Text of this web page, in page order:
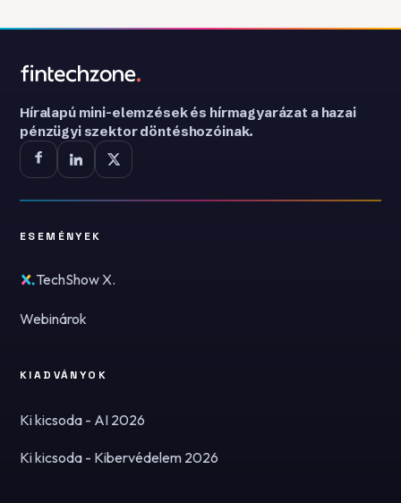
Híralapú mini-elemzések és hírmagyarázat a hazai
pénzügyi szektor döntéshozóinak.
ESEMÉNYEK
TechShow X.
Webinárok
KIADVÁNYOK
Ki kicsoda - AI 2026
Ki kicsoda - Kibervédelem 2026